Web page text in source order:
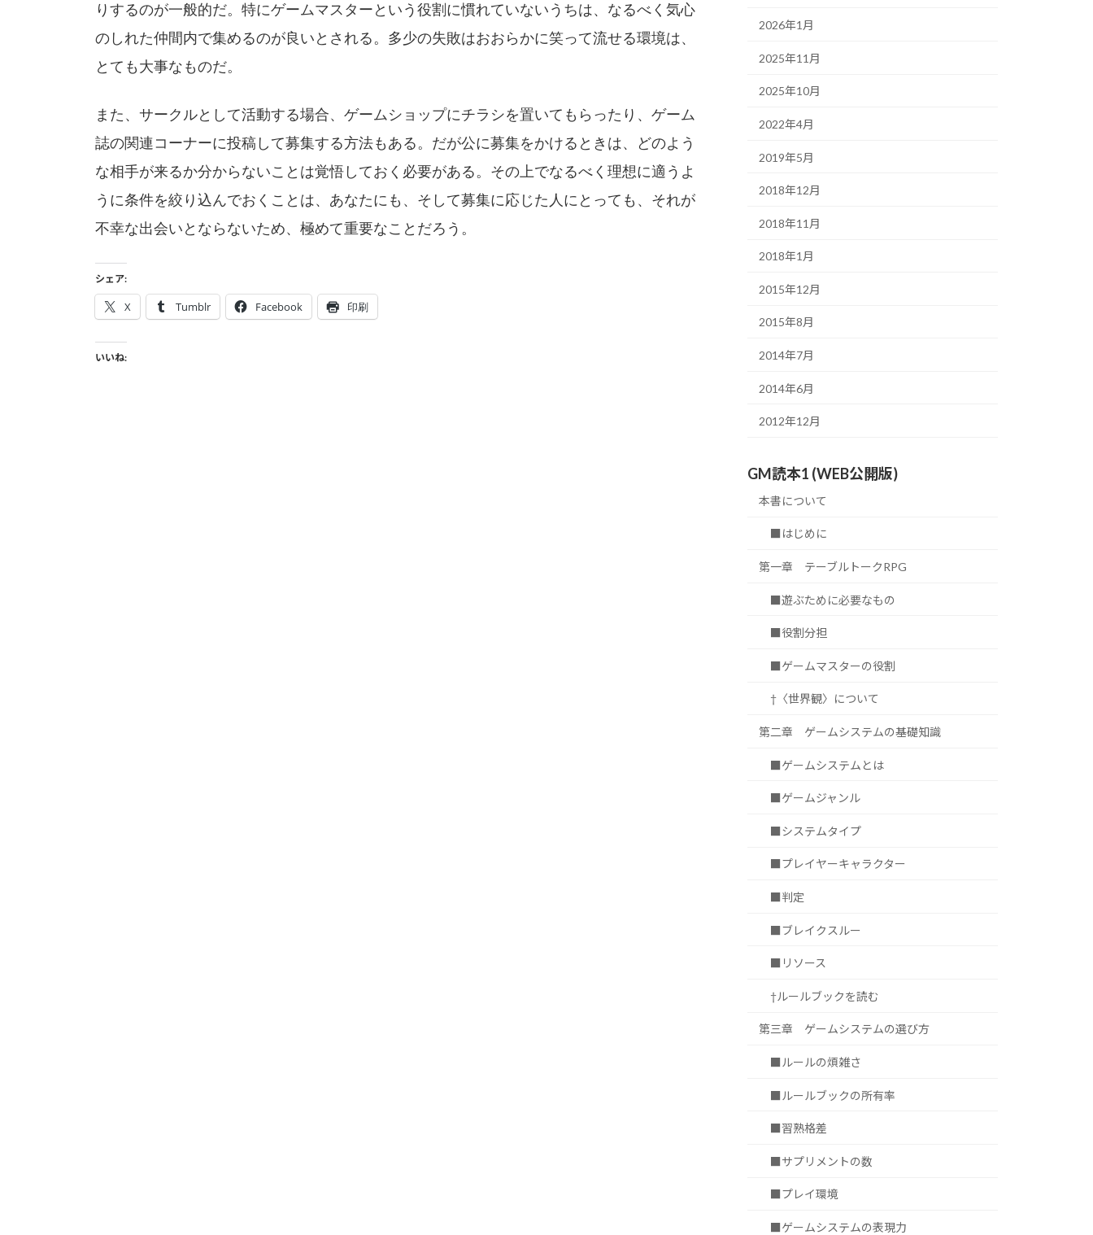
りするのが一般的だ。特にゲームマスターという役割に慣れていないうちは、なるべく気心
のしれた仲間内で集めるのが良いとされる。多少の失敗はおおらかに笑って流せる環境は、
とても大事なものだ。
また、サークルとして活動する場合、ゲームショップにチラシを置いてもらったり、ゲーム
誌の関連コーナーに投稿して募集する方法もある。だが公に募集をかけるときは、どのよう
な相手が来るか分からないことは覚悟しておく必要がある。その上でなるべく理想に適うよ
うに条件を絞り込んでおくことは、あなたにも、そして募集に応じた人にとっても、それが
不幸な出会いとならないため、極めて重要なことだろう。
シェア:
X Tumblr Facebook 印刷
いいね:
2026年1月
2025年11月
2025年10月
2022年4月
2019年5月
2018年12月
2018年11月
2018年1月
2015年12月
2015年8月
2014年7月
2014年6月
2012年12月
GM読本1 (WEB公開版)
本書について
■はじめに
第一章 テーブルトークRPG
■遊ぶために必要なもの
■役割分担
■ゲームマスターの役割
†〈世界観〉について
第二章 ゲームシステムの基礎知識
■ゲームシステムとは
■ゲームジャンル
■システムタイプ
■プレイヤーキャラクター
■判定
■ブレイクスルー
■リソース
†ルールブックを読む
第三章 ゲームシステムの選び方
■ルールの煩雑さ
■ルールブックの所有率
■習熟格差
■サプリメントの数
■プレイ環境
■ゲームシステムの表現力